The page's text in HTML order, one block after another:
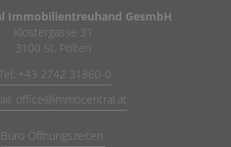
Immobilientreuhand GesmbH
Klostergasse 31
3100 St. Pölten
+43 2742 31860-0
office@immocentral.at
Büro Öffnungszeiten: